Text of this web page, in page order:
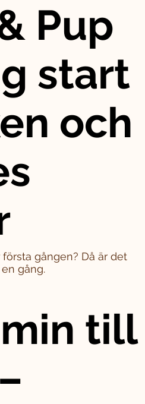
Pup
start
och
gången? Då är det
gång.
till